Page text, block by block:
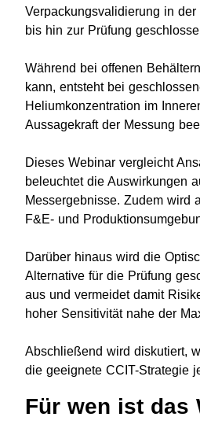
Verpackungsvalidierung in
bis hin zur Prüfung
Während bei offenen
kann, entsteht bei
Heliumkonzentration im
Aussagekraft der Messung
Dieses Webinar vergleicht
beleuchtet die Auswirkungen
Messergebnisse. Zudem wird
F&E- und
Darüber hinaus wird die
Alternative für die Prüfung
aus und vermeidet damit
hoher Sensitivität nahe der
Abschließend wird diskutiert,
die geeignete CCIT-Strategie
Für wen ist das